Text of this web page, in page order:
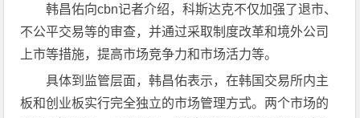
韩昌佑向cbn记者介绍，科斯达克不仅加强了退市、
不公平交易等的审查，并通过采取制度改革和境外公司
上市等措施，提高市场竞争力和市场活力等。
具体到监管层面，韩昌佑表示，在韩国交易所内主
板和创业板实行完全独立的市场管理方式。两个市场的